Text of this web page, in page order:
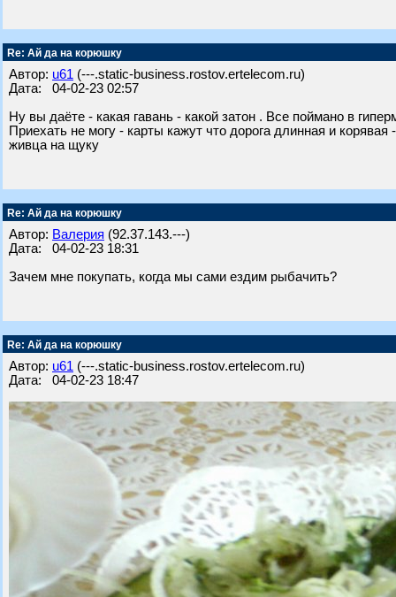
Re: Ай да на корюшку
Автор: u61 (---.static-business.rostov.ertelecom.ru)
Дата: 04-02-23 02:57
Ну вы даёте - какая гавань - какой затон . Все поймано в
Приехать не могу - карты кажут что дорога длинная и
живца на щуку
Re: Ай да на корюшку
Автор: Валерия (92.37.143.---)
Дата: 04-02-23 18:31
Зачем мне покупать, когда мы сами ездим рыбачить?
Re: Ай да на корюшку
Автор: u61 (---.static-business.rostov.ertelecom.ru)
Дата: 04-02-23 18:47